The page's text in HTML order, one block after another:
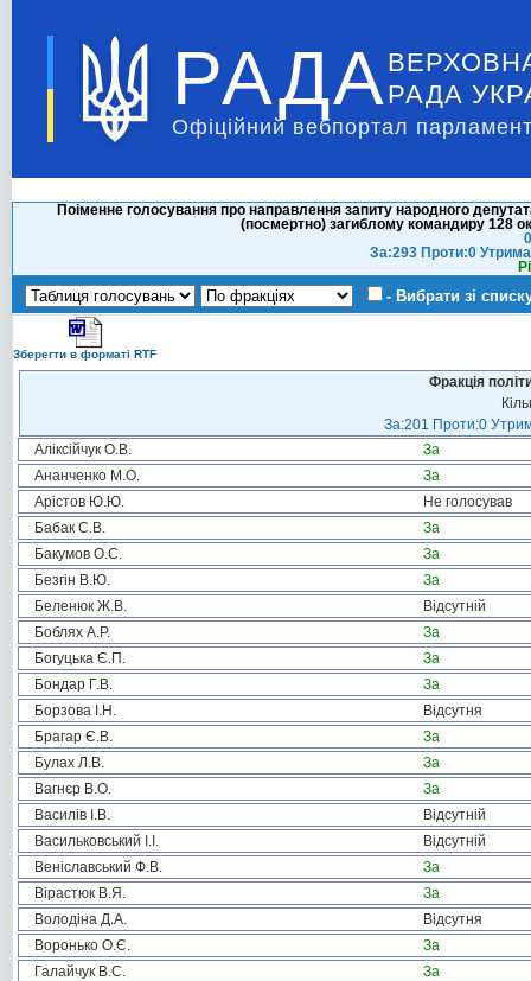
РАДА РАДА
Офіційний вебпортал
Поіменне голосування про направлення запиту народного
(посмертно) загиблому командиру 128
За:293 Проти:0
- Вибрати зі
Зберегти в форматі RTF
Фракція
За:201 Проти:0
Аліксійчук О.В.
За
Ананченко М.О.
За
Арістов Ю.Ю.
Не голосував
Бабак С.В.
За
Бакумов О.С.
За
Безгін В.Ю.
За
Беленюк Ж.В.
Відсутній
Боблях А.Р.
За
Богуцька Є.П.
За
Бондар Г.В.
За
Борзова І.Н.
Відсутня
Брагар Є.В.
За
Булах Л.В.
За
Вагнєр В.О.
За
Василів І.В.
Відсутній
Васильковський І.І.
Відсутній
Веніславський Ф.В.
За
Вірастюк В.Я.
За
Володіна Д.А.
Відсутня
Воронько О.Є.
За
Галайчук В.С.
За